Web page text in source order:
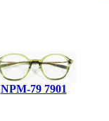
NPM-79 7901